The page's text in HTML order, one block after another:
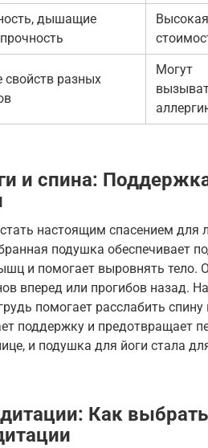
дышащие
Высокая
свойств разных
Могут
и спина:
настоящим спасением
подушка обеспечивает
и помогает выровнять тело.
вперед или прогибов назад.
помогает расслабить
поддержку и предотвращает
и подушка для йоги стала
Как